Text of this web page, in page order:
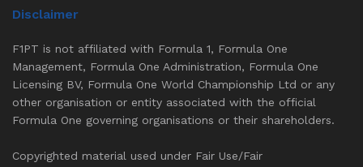
Disclaimer
F1PT is not affiliated with Formula 1, Formula One
Management, Formula One Administration, Formula One
Licensing BV, Formula One World Championship Ltd or any
other organisation or entity associated with the official
Formula One governing organisations or their shareholders.
Copyrighted material used under Fair Use/Fair